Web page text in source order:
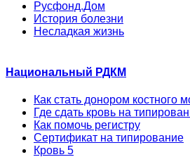
Русфонд.Дом
История болезни
Несладкая жизнь
Национальный РДКМ
Как стать донором костного
Где сдать кровь на
Как помочь регистру
Сертификат на типирование
Кровь 5